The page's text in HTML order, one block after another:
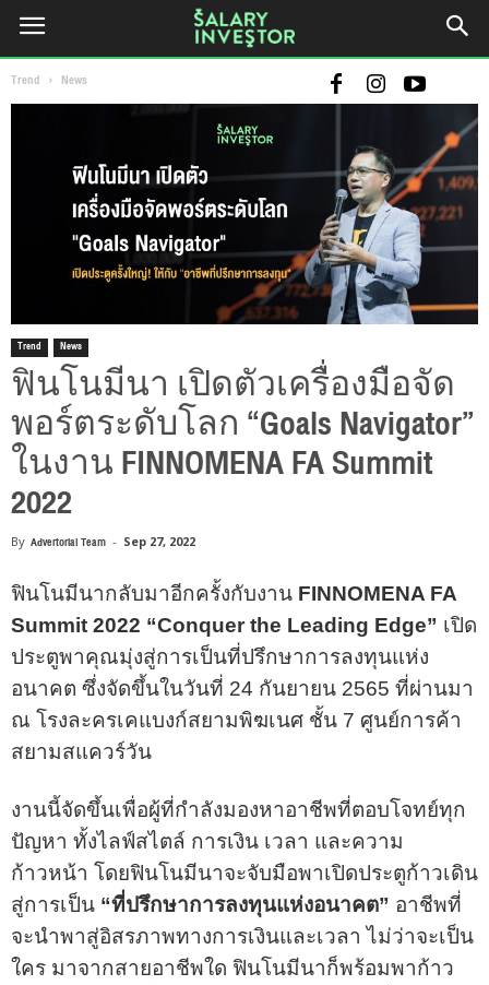
Trend News
Trend News
ฟินโนมีนา เปิดตัวเครื่องมือจัด
พอร์ตระดับโลก “Goals Navigator”
ในงาน FINNOMENA FA Summit
2022
By Advertorial Team - Sep 27, 2022
ฟินโนมีนากลับมาอีกครั้งกับงาน FINNOMENA FA
Summit 2022 “Conquer the Leading Edge” เปิด
ประตูพาคุณมุ่งสู่การเป็นที่ปรึกษาการลงทุนแห่ง
อนาคต ซึ่งจัดขึ้นในวันที่ 24 กันยายน 2565 ที่ผ่านมา
ณ โรงละครเคแบงก์สยามพิฆเนศ ชั้น 7 ศูนย์การค้า
สยามสแควร์วัน
งานนี้จัดขึ้นเพื่อผู้ที่กำลังมองหาอาชีพที่ตอบโจทย์ทุก
ปัญหา ทั้งไลฟ์สไตล์ การเงิน เวลา และความ
ก้าวหน้า โดยฟินโนมีนาจะจับมือพาเปิดประตูก้าวเดิน
สู่การเป็น “ที่ปรึกษาการลงทุนแห่งอนาคต” อาชีพที่
จะนำพาสู่อิสรภาพทางการเงินและเวลา ไม่ว่าจะเป็น
ใคร มาจากสายอาชีพใด ฟินโนมีนาก็พร้อมพาก้าว